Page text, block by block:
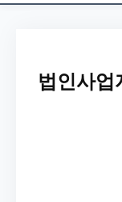
법인사업